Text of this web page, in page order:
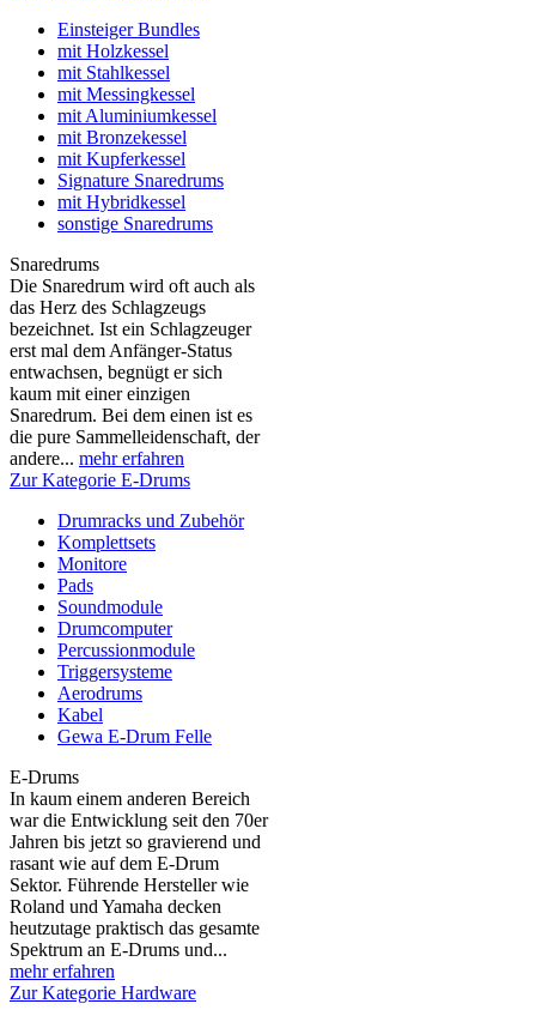
Einsteiger Bundles
mit Holzkessel
mit Stahlkessel
mit Messingkessel
mit Aluminiumkessel
mit Bronzekessel
mit Kupferkessel
Signature Snaredrums
mit Hybridkessel
sonstige Snaredrums
Snaredrums
Die Snaredrum wird oft auch als
das Herz des Schlagzeugs
bezeichnet. Ist ein Schlagzeuger
erst mal dem Anfänger-Status
entwachsen, begnügt er sich
kaum mit einer einzigen
Snaredrum. Bei dem einen ist es
die pure Sammelleidenschaft, der
andere... mehr erfahren
Zur Kategorie E-Drums
Drumracks und Zubehör
Komplettsets
Monitore
Pads
Soundmodule
Drumcomputer
Percussionmodule
Triggersysteme
Aerodrums
Kabel
Gewa E-Drum Felle
E-Drums
In kaum einem anderen Bereich
war die Entwicklung seit den 70er
Jahren bis jetzt so gravierend und
rasant wie auf dem E-Drum
Sektor. Führende Hersteller wie
Roland und Yamaha decken
heutzutage praktisch das gesamte
Spektrum an E-Drums und...
mehr erfahren
Zur Kategorie Hardware